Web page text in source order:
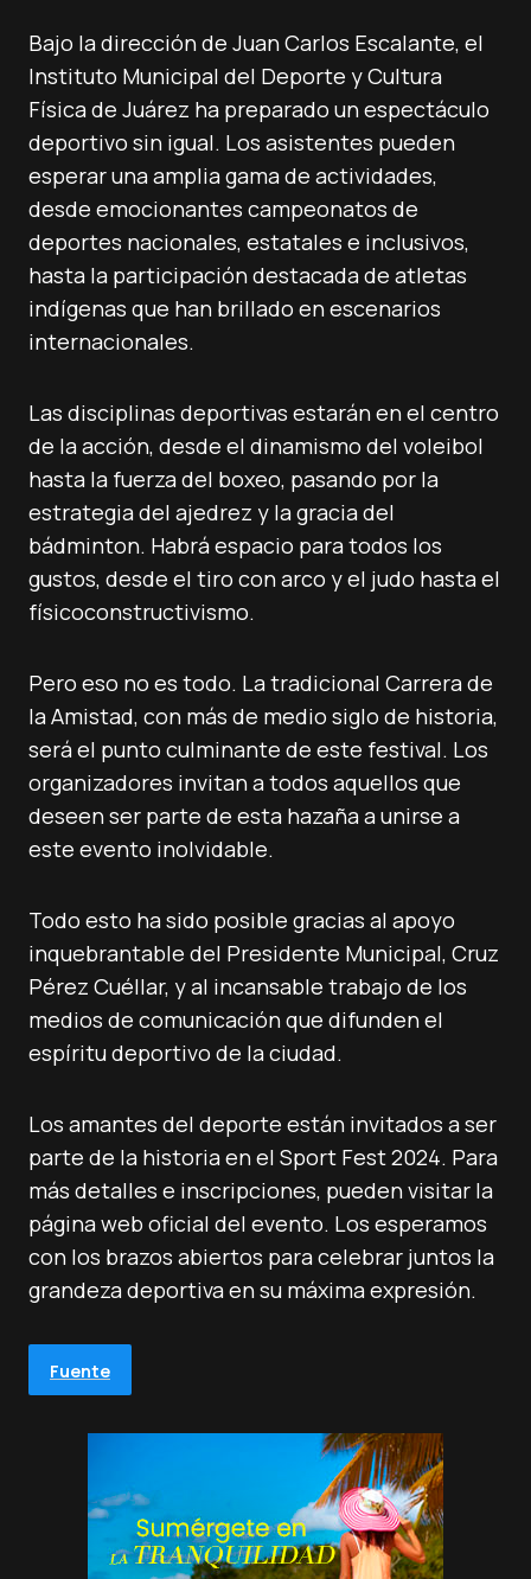
Bajo la dirección de Juan Carlos Escalante, el
Instituto Municipal del Deporte y Cultura
Física de Juárez ha preparado un espectáculo
deportivo sin igual. Los asistentes pueden
esperar una amplia gama de actividades,
desde emocionantes campeonatos de
deportes nacionales, estatales e inclusivos,
hasta la participación destacada de atletas
indígenas que han brillado en escenarios
internacionales.
Las disciplinas deportivas estarán en el centro
de la acción, desde el dinamismo del voleibol
hasta la fuerza del boxeo, pasando por la
estrategia del ajedrez y la gracia del
bádminton. Habrá espacio para todos los
gustos, desde el tiro con arco y el judo hasta el
físicoconstructivismo.
Pero eso no es todo. La tradicional Carrera de
la Amistad, con más de medio siglo de historia,
será el punto culminante de este festival. Los
organizadores invitan a todos aquellos que
deseen ser parte de esta hazaña a unirse a
este evento inolvidable.
Todo esto ha sido posible gracias al apoyo
inquebrantable del Presidente Municipal, Cruz
Pérez Cuéllar, y al incansable trabajo de los
medios de comunicación que difunden el
espíritu deportivo de la ciudad.
Los amantes del deporte están invitados a ser
parte de la historia en el Sport Fest 2024. Para
más detalles e inscripciones, pueden visitar la
página web oficial del evento. Los esperamos
con los brazos abiertos para celebrar juntos la
grandeza deportiva en su máxima expresión.
Fuente